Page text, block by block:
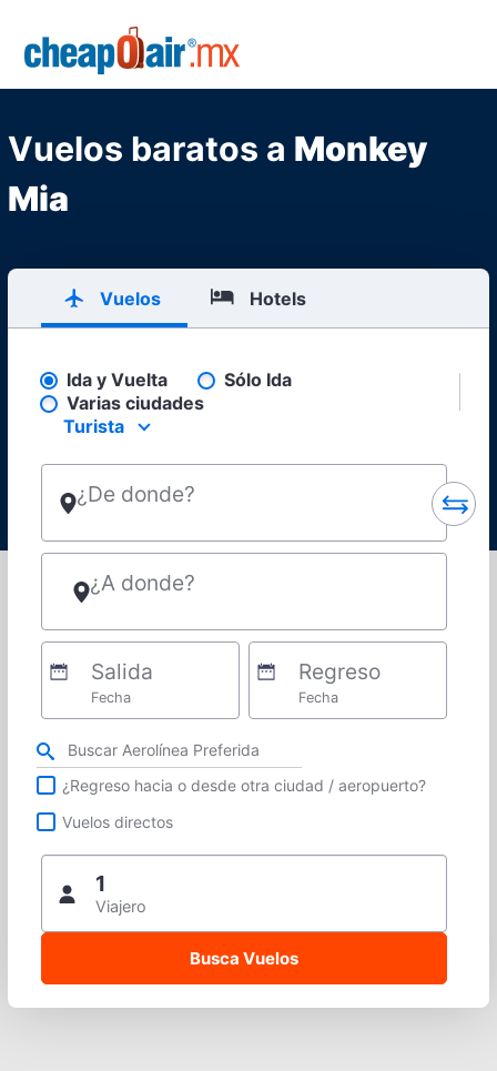
Skip to main content
Vuelos baratos a Monkey
Mia
Vuelos Hotels
Pick your flight type
Ida y Vuelta
Sólo Ida
Varias ciudades
Select your preferred seating class.
Turista
¿De donde?
¿A donde?
Salida
Fecha
Regreso
Fecha
Refina tu búsqueda por aerolínea, ciudad o aeropuerto o vuelos directos
¿Regreso hacia o desde otra ciudad / aeropuerto?
Vuelos directos
1
Viajero